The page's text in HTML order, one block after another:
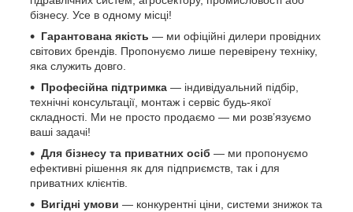
бізнесу. Усе в одному місці!
Гарантована якість — ми офіційні дилери провідних
світових брендів. Пропонуємо лише перевірену техніку,
яка служить довго.
Професійна підтримка — індивідуальний підбір,
технічні консультації, монтаж і сервіс будь-якої
складності. Ми не просто продаємо — ми розв’язуємо
ваші задачі!
Для бізнесу та приватних осіб — ми пропонуємо
ефективні рішення як для підприємств, так і для
приватних клієнтів.
Вигідні умови — конкурентні ціни, системи знижок та